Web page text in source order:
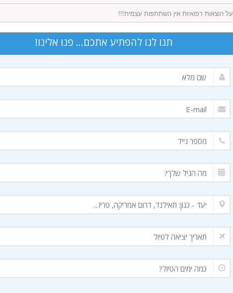
על הוצאות רפואיות אין השתתפות עצמית!!!
תנו לנו להפתיע אתכם... פנו אלינו!